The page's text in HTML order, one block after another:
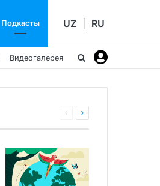
UZ RU
Подкасты
Видеогалерея